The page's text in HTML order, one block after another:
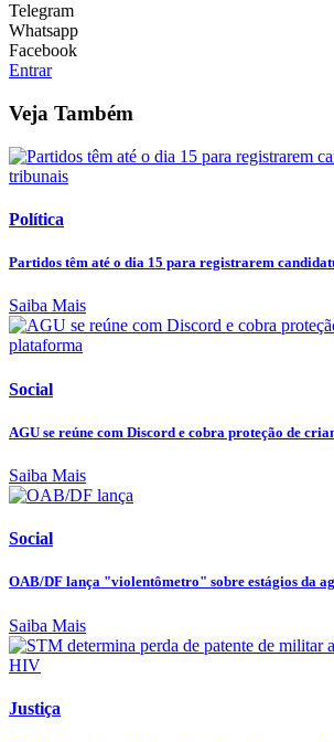
Telegram
Whatsapp
Facebook
Entrar
Veja Também
Política
Partidos têm até o dia 15 para registrarem
Saiba Mais
Social
AGU se reúne com Discord e cobra proteção de
Saiba Mais
Social
OAB/DF lança "violentômetro" sobre estágios da
Saiba Mais
Justiça